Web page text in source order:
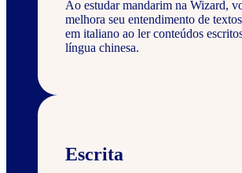
Ao estudar mandarim na Wizard,
melhora seu entendimento de
em italiano ao ler conteúdos
língua chinesa.
Escrita